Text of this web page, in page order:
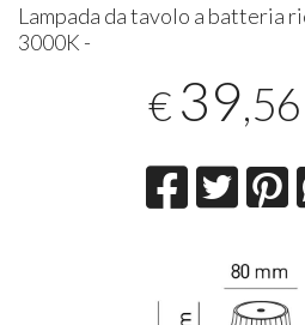
Lampada da tavolo a batteria
3000K -
€ 39,56